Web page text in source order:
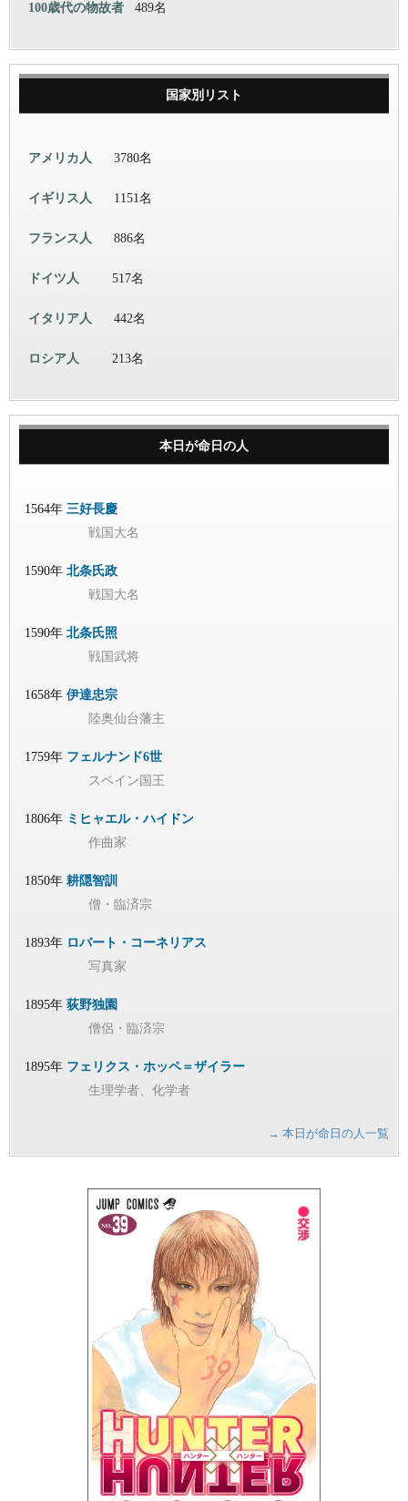
100歳代の物故者 489名
国家別リスト
アメリカ人 3780名
イギリス人 1151名
フランス人 886名
ドイツ人 517名
イタリア人 442名
ロシア人 213名
本日が命日の人
1564年 三好長慶
戦国大名
1590年 北条氏政
戦国大名
1590年 北条氏照
戦国武将
1658年 伊達忠宗
陸奥仙台藩主
1759年 フェルナンド6世
スペイン国王
1806年 ミヒャエル・ハイドン
作曲家
1850年 耕隠智訓
僧・臨済宗
1893年 ロバート・コーネリアス
写真家
1895年 荻野独園
僧侶・臨済宗
1895年 フェリクス・ホッペ＝ザイラー
生理学者、化学者
→ 本日が命日の人一覧